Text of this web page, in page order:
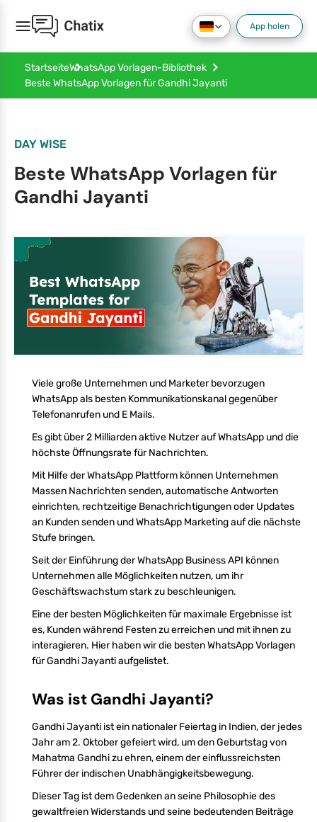
App holen
StartseiteWhatsApp Vorlagen-Bibliothek
Beste WhatsApp Vorlagen für Gandhi Jayanti
DAY WISE
Beste WhatsApp Vorlagen für
Gandhi Jayanti
Viele große Unternehmen und Marketer bevorzugen
WhatsApp als besten Kommunikationskanal gegenüber
Telefonanrufen und E Mails.
Es gibt über 2 Milliarden aktive Nutzer auf WhatsApp und die
höchste Öffnungsrate für Nachrichten.
Mit Hilfe der WhatsApp Plattform können Unternehmen
Massen Nachrichten senden, automatische Antworten
einrichten, rechtzeitige Benachrichtigungen oder Updates
an Kunden senden und WhatsApp Marketing auf die nächste
Stufe bringen.
Seit der Einführung der WhatsApp Business API können
Unternehmen alle Möglichkeiten nutzen, um ihr
Geschäftswachstum stark zu beschleunigen.
Eine der besten Möglichkeiten für maximale Ergebnisse ist
es, Kunden während Festen zu erreichen und mit ihnen zu
interagieren. Hier haben wir die besten WhatsApp Vorlagen
für Gandhi Jayanti aufgelistet.
Was ist Gandhi Jayanti?
Gandhi Jayanti ist ein nationaler Feiertag in Indien, der jedes
Jahr am 2. Oktober gefeiert wird, um den Geburtstag von
Mahatma Gandhi zu ehren, einem der einflussreichsten
Führer der indischen Unabhängigkeitsbewegung.
Dieser Tag ist dem Gedenken an seine Philosophie des
gewaltfreien Widerstands und seine bedeutenden Beiträge